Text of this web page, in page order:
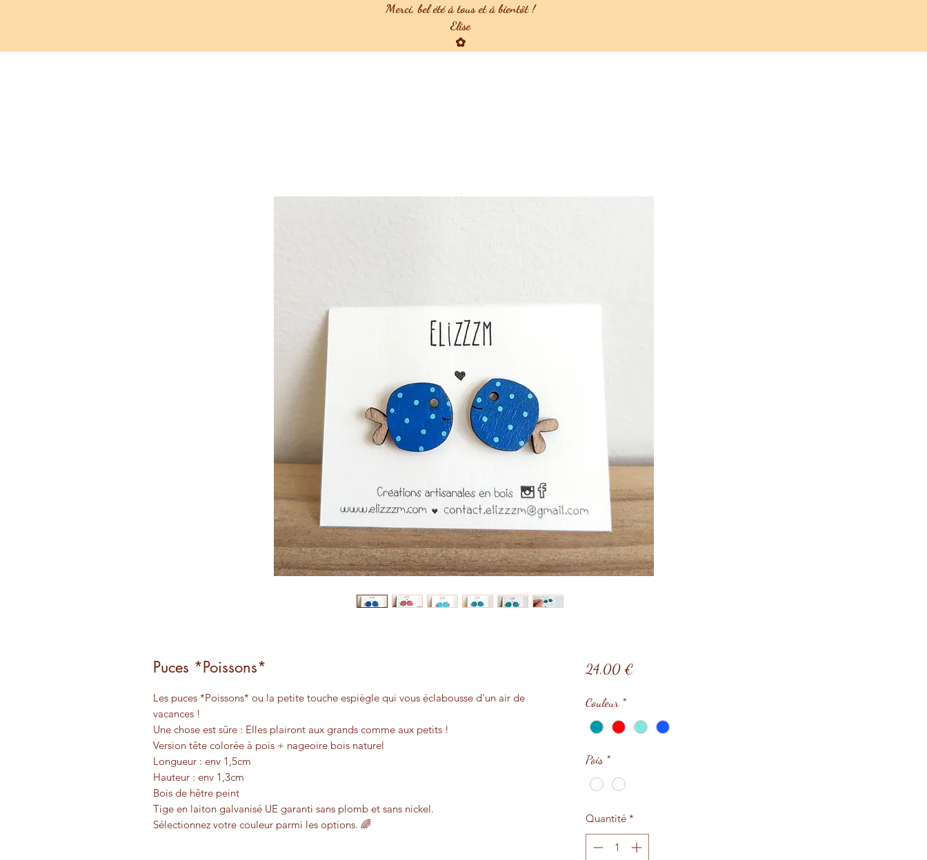
Merci, bel été à tous et à bientôt !
Elise
✿
Puces *Poissons*
Les puces *Poissons* ou la petite touche espiègle qui vous éclabousse d'un air de
vacances !
Une chose est sûre : Elles plairont aux grands comme aux petits !
Version tête colorée à pois + nageoire bois naturel
Longueur : env 1,5cm
Hauteur : env 1,3cm
Bois de hêtre peint
Tige en laiton galvanisé UE garanti sans plomb et sans nickel.
Sélectionnez votre couleur parmi les options. 🌈
24,00 €Prix
Couleur *
Pois *
Quantité *